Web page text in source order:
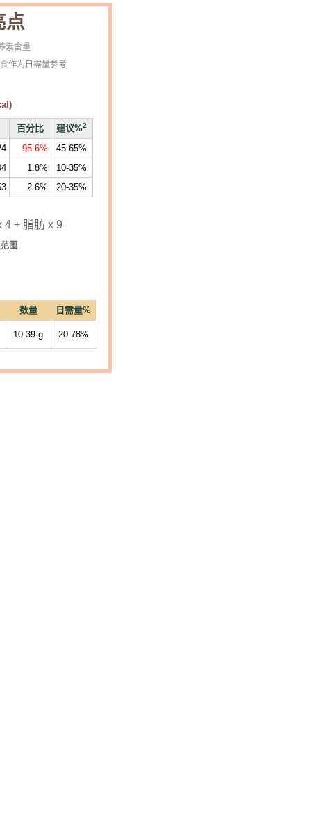
点
素含量
作为日需量参考
百分比 建议%2
95.6%
45-65%
1.8%
10-35%
2.6% 20-35%
4 + 脂肪 x 9
围
数量 日需量%
10.39 g 20.78%